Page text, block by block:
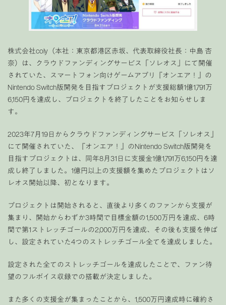
株式会社coly（本社：東京都港区赤坂、代表取締役社長：中島 杏
奈）は、クラウドファンディングサービス「ソレオス」にて開催
されていた、スマートフォン向けゲームアプリ『オンエア！』の
Nintendo Switch版開発を目指すプロジェクトが支援総額1億1,791万
6,150円を達成し、プロジェクトを終了したことをお知らせしま
す。
2023年7月19日からクラウドファンディングサービス「ソレオス」
にて開催されていた、『オンエア！』のNintendo Switch版開発を
目指すプロジェクトは、同年8月31日に支援金1億1,791万6,150円を達
成し終了しました。1億円以上の支援額を集めたプロジェクトはソ
レオス開始以降、初となります。
プロジェクトは開始されると、直後より多くのファンから支援が
集まり、開始からわずか3時間で目標金額の1,500万円を達成、6時
間で第1ストレッチゴールの2,000万円を達成、その後も支援を伸ば
し、設定されていた4つのストレッチゴール全てを達成しました。
設定された全てのストレッチゴールを達成したことで、ファン待
望のフルボイス収録での搭載が決定しました。
また多くの支援金が集まったことから、1,500万円達成時に確約さ